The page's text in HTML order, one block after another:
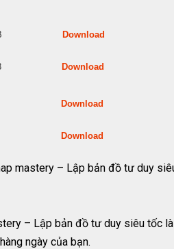
EPUB Download
AWZ3 Download
MOBI Download
PDF Download
mastery – Lập bản đồ tư duy
– Lập bản đồ tư duy siêu tốc
ngày của bạn.